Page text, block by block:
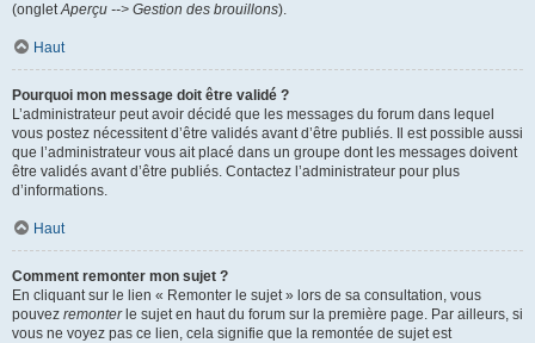
(ongletAperçu --> Gestion des brouillons).
Haut
Pourquoi mon message doit être validé ?
L’administrateur peut avoir décidé que les messages du forum dans lequel
vous postez nécessitent d’être validés avant d’être publiés. Il est possible aussi
que l’administrateur vous ait placé dans un groupe dont les messages doivent
être validés avant d’être publiés. Contactez l’administrateur pour plus
d’informations.
Haut
Comment remonter mon sujet ?
En cliquant sur le lien « Remonter le sujet » lors de sa consultation, vous
pouvez remonterle sujet en haut du forum sur la première page. Par ailleurs, si
vous ne voyez pas ce lien, cela signifie que la remontée de sujet est